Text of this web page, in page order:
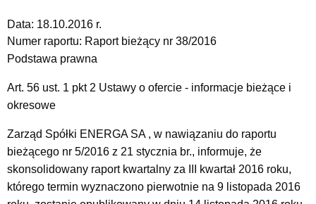
Data: 18.10.2016 r.
Numer raportu: Raport bieżący nr 38/2016
Podstawa prawna
Art. 56 ust. 1 pkt 2 Ustawy o ofercie - informacje bieżące i
okresowe
Zarząd Spółki ENERGA SA , w nawiązaniu do raportu
bieżącego nr 5/2016 z 21 stycznia br., informuje, że
skonsolidowany raport kwartalny za III kwartał 2016 roku,
którego termin wyznaczono pierwotnie na 9 listopada 2016